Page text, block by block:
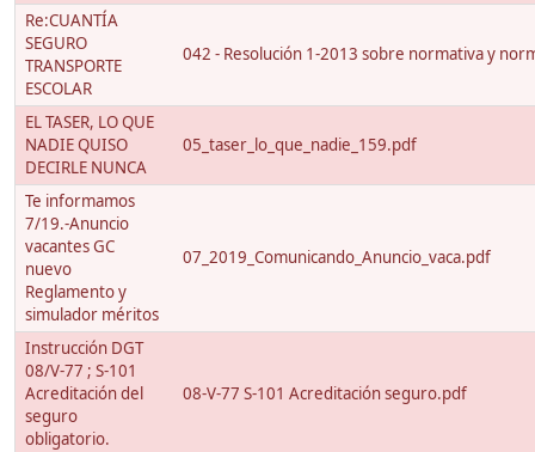
Re:CUANTÍA
SEGURO
TRANSPORTE
ESCOLAR
042 - Resolución 1-2013 sobre normativa y
EL TASER, LO QUE
NADIE QUISO
DECIRLE NUNCA
05_taser_lo_que_nadie_159.pdf
Te informamos
7/19.-Anuncio
vacantes GC
nuevo
Reglamento y
simulador méritos
07_2019_Comunicando_Anuncio_vaca.pdf
Instrucción DGT
08/V-77 ; S-101
Acreditación del
seguro
obligatorio.
08-V-77 S-101 Acreditación seguro.pdf